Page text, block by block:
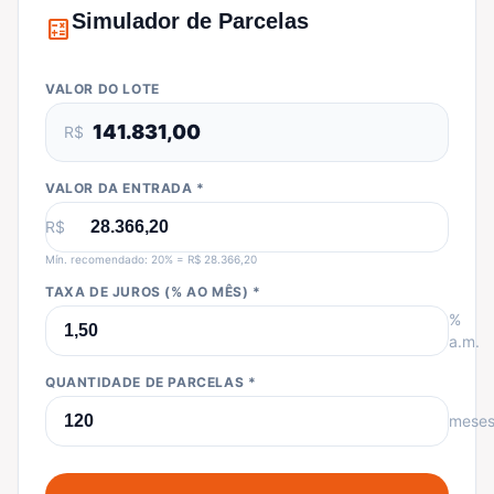
calculateSimulador de Parcelas
VALOR DO LOTE
R$ 141.831,00
VALOR DA ENTRADA *
R$
Mín. recomendado: 20% = R$ 28.366,20
TAXA DE JUROS (% AO MÊS) *
%
a.m.
QUANTIDADE DE PARCELAS *
meses